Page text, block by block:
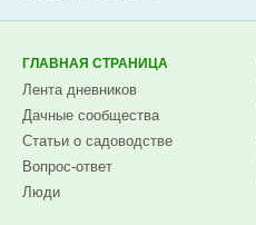
ГЛАВНАЯ СТРАНИЦА
Лента дневников
Дачные сообщества
Статьи о садоводстве
Вопрос-ответ
Люди